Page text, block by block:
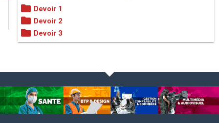
Devoir 1
Devoir 2
Devoir 3